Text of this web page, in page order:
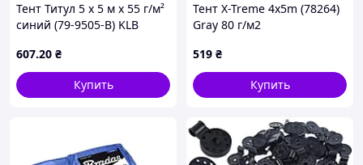
Тент Титул 5 x 5 м x 55 г/м²
синий (79-9505-В) KLB
607.20 ₴
Купить
Тент X-Treme 4x5m (78264)
Gray 80 г/м2
519 ₴
Купить